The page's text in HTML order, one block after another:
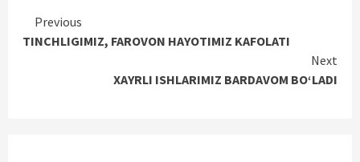
Continue
Reading
Previous
TINCHLIGIMIZ, FAROVON HAYOTIMIZ KAFOLATI
Next
XAYRLI ISHLARIMIZ BARDAVOM BO‘LADI